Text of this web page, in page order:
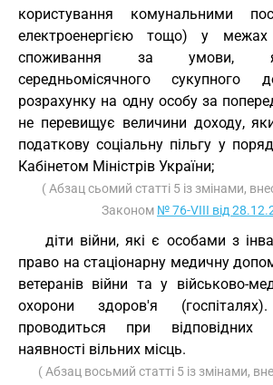
користування комунальними
електроенергією тощо) у
споживання за умови,
середньомісячного сукупного
розрахунку на одну особу за
не перевищує величини доходу,
податкову соціальну пільгу у
Кабінетом Міністрів України;
( Абзац сьомий статті 5 із змінами,
Законом № 76-VIII від
діти війни, які є особами з
право на стаціонарну медичну
ветеранів війни та у військово-
охорони здоров'я (госпіталях).
проводиться при відповідних
наявності вільних місць.
( Абзац восьмий статті 5 із змінами,